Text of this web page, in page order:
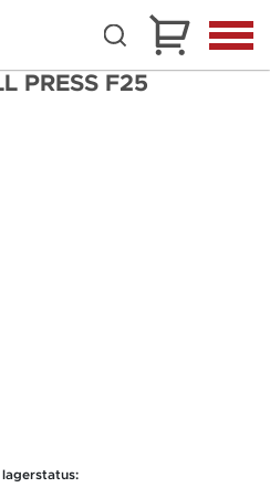
PRESS F25
lagerstatus: